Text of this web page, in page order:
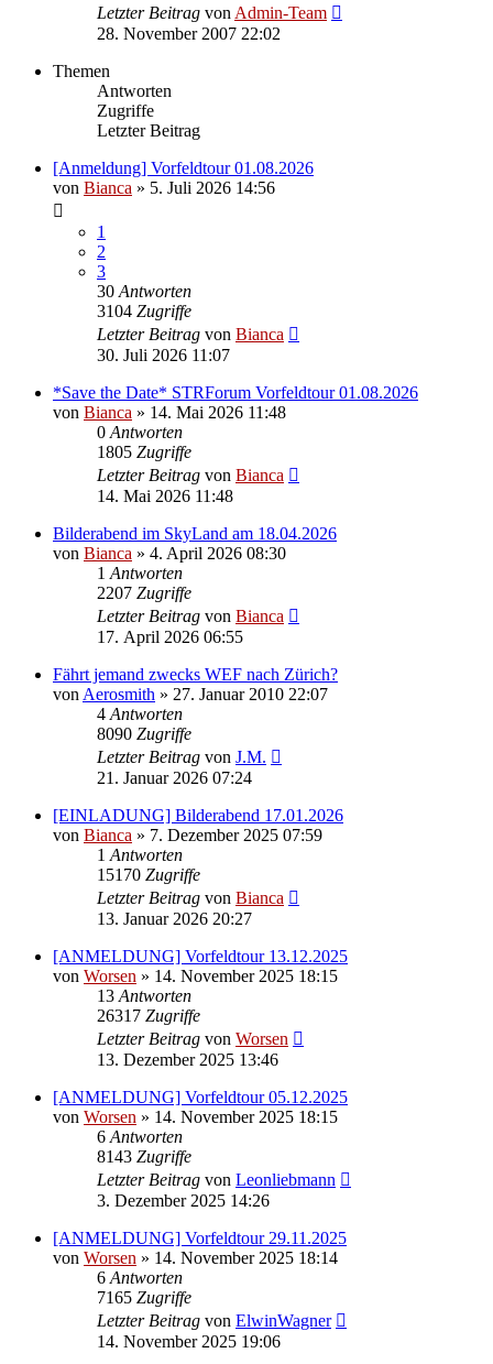
Letzter Beitrag von Admin-Team
28. November 2007 22:02
Themen
Antworten
Zugriffe
Letzter Beitrag
[Anmeldung] Vorfeldtour 01.08.2026
von Bianca » 5. Juli 2026 14:56
1
2
3
30 Antworten
3104 Zugriffe
Letzter Beitrag von Bianca
30. Juli 2026 11:07
*Save the Date* STRForum Vorfeldtour 01.08.2026
von Bianca » 14. Mai 2026 11:48
0 Antworten
1805 Zugriffe
Letzter Beitrag von Bianca
14. Mai 2026 11:48
Bilderabend im SkyLand am 18.04.2026
von Bianca » 4. April 2026 08:30
1 Antworten
2207 Zugriffe
Letzter Beitrag von Bianca
17. April 2026 06:55
Fährt jemand zwecks WEF nach Zürich?
von Aerosmith » 27. Januar 2010 22:07
4 Antworten
8090 Zugriffe
Letzter Beitrag von J.M.
21. Januar 2026 07:24
[EINLADUNG] Bilderabend 17.01.2026
von Bianca » 7. Dezember 2025 07:59
1 Antworten
15170 Zugriffe
Letzter Beitrag von Bianca
13. Januar 2026 20:27
[ANMELDUNG] Vorfeldtour 13.12.2025
von Worsen » 14. November 2025 18:15
13 Antworten
26317 Zugriffe
Letzter Beitrag von Worsen
13. Dezember 2025 13:46
[ANMELDUNG] Vorfeldtour 05.12.2025
von Worsen » 14. November 2025 18:15
6 Antworten
8143 Zugriffe
Letzter Beitrag von Leonliebmann
3. Dezember 2025 14:26
[ANMELDUNG] Vorfeldtour 29.11.2025
von Worsen » 14. November 2025 18:14
6 Antworten
7165 Zugriffe
Letzter Beitrag von ElwinWagner
14. November 2025 19:06